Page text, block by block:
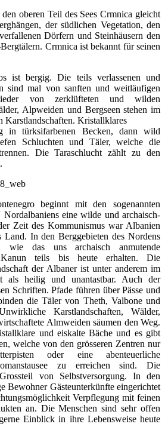
oberen Teil des Sees Crmnica gleicht
der südlichen Vegetation, den
Dörfern und Steinhäusern den
Crmnica ist bekannt für seinen
ist bergig. Die teils verlassenen und
sind mal von sanften und weitläufigen
von zerklüfteten und wilden
Alpweiden und Bergseen stehen im
Karstlandschaften. Kristallklares
in türksifarbenen Becken, dann wild
Schluchten und Täler, welche die
Die Taraschlucht zählt zu den
beginnt mit den sogenannten
Nordalbaniens eine wilde und archaisch-
Zeit des Kommunismus war Albanien
In den Berggebieten des Nordens
wie das uns archaisch anmutende
Kanun teils bis heute erhalten. Die
der Albaner ist unter anderem im
als heilig und unantastbar. Auch der
Schriften. Pfade führen über Pässe und
die Täler von Theth, Valbone und
Karstlandschaften, Wälder,
Almweiden säumen den Weg.
und eiskalte Bäche und es gibt
welche von den grösseren Zentren nur
oder eine abenteuerliche
zu erreichen sind. Die
von Selbstversorgung. In den
Bewohner Gästeunterkünfte eingerichtet
Verpflegung mit feinen
an. Die Menschen sind sehr offen
Einblick in ihre Lebensweise heute